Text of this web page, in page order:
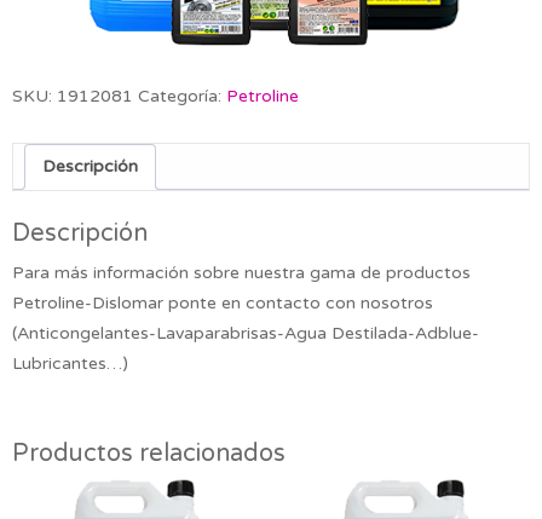
SKU: 1912081 Categoría: Petroline
Descripción
Descripción
Para más información sobre nuestra gama de productos
Petroline-Dislomar ponte en contacto con nosotros
(Anticongelantes-Lavaparabrisas-Agua Destilada-Adblue-
Lubricantes…)
Productos relacionados